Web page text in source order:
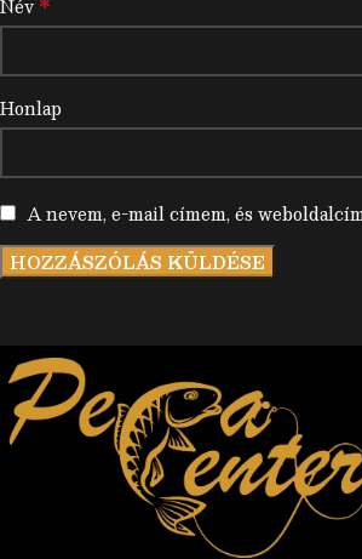
Név
Honlap
A nevem, e-mail címem, és